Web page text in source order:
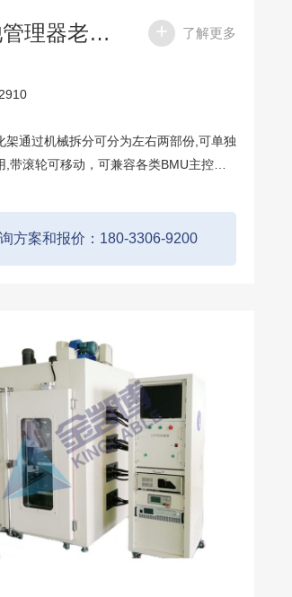
BMS电池管理器老化架 了解更多
架通过机械拆分可分为左右两部份,可单独
,带滚轮可移动，可兼容各类BMU主控、
平台扫描条码，进行BMS产品统一管理、
采集与监控与带载老化，数据上传MES系
方案和报价：180-3306-9200